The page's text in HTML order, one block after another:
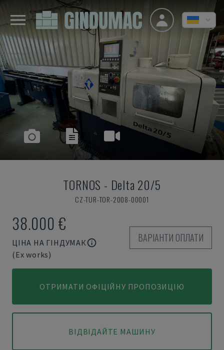
TORNOS - Delta 20/5
CZ-TUR-TOR-2008-00001
38.000 €
ЦІНА НА ГІНДУМАК
(Ex works)
ВАРІАНТИ ОПЛАТИ
ОТРИМАТИ ОФІЦІЙНУ ПРОПОЗИЦІЮ
ВІДВІДАЙТЕ МАШИНУ